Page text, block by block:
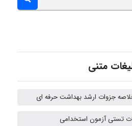
Iman Hosseini
متنی
تستی آزمون استخدامی